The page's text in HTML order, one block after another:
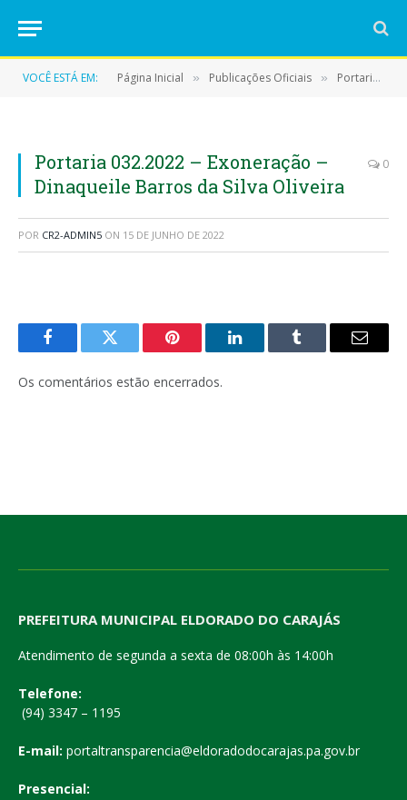
VOCÊ ESTÁ EM: Página Inicial » Publicações Oficiais » Portarias
Portaria 032.2022 – Exoneração –
Dinaqueile Barros da Silva Oliveira
0
POR CR2-ADMIN5 ON 15 DE JUNHO DE 2022
FacebookTwitter Pinterest LinkedInTumblr
E-
Os comentários estão encerrados.
PREFEITURA MUNICIPAL ELDORADO DO CARAJÁS
Atendimento de segunda a sexta de 08:00h às 14:00h
Telefone:
(94) 3347 – 1195
E-mail: portaltransparencia@eldoradodocarajas.pa.gov.br
Presencial: